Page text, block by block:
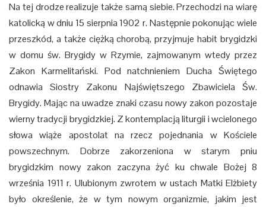
Na tej drodze realizuje także samą siebie. Przechodzi na wiarę
katolicką w dniu 15 sierpnia 1902 r. Następnie pokonując wiele
przeszkód, a także ciężką chorobą, przyjmuje habit brygidzki
w domu św. Brygidy w Rzymie, zajmowanym wtedy przez
Zakon Karmelitański. Pod natchnieniem Ducha Świętego
odnawia Siostry Zakonu Najświętszego Zbawiciela Św.
Brygidy. Mając na uwadze znaki czasu nowy zakon pozostaje
wierny tradycji brygidzkiej. Z kontemplacją liturgii i wcielonego
słowa wiąże apostolat na rzecz pojednania w Kościele
powszechnym. Dobrze zakorzeniona w starym pniu
brygidzkim nowy zakon zaczyna żyć ku chwale Bożej 8
września 1911 r. Ulubionym zwrotem w ustach Matki Elżbiety
było określenie, że w tym nowym organizmie, jakim jest